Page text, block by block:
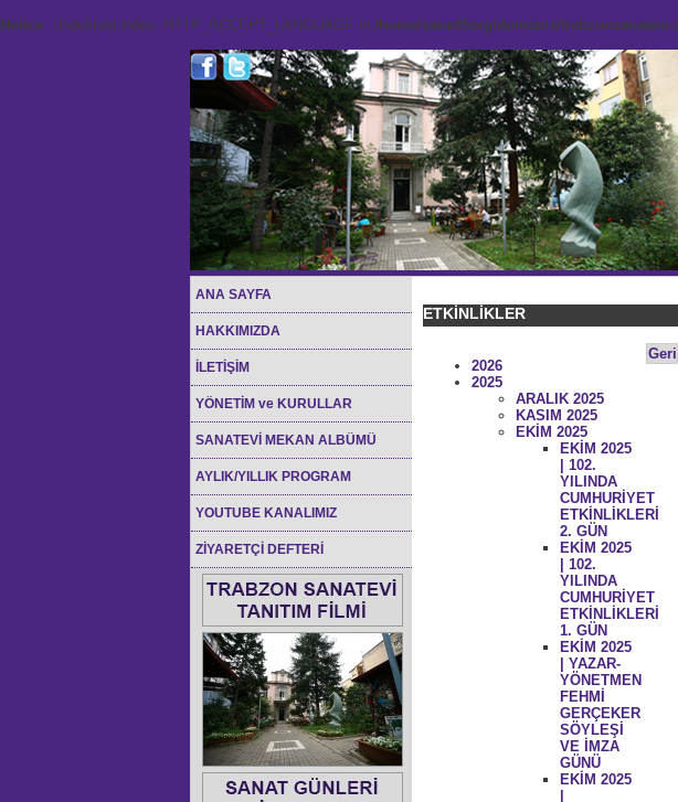
Notice: Undefined index: HTTP_ACCEPT_LANGUAGE in /home/sana45org/domains/
ANA SAYFA
HAKKIMIZDA
İLETİŞİM
YÖNETİM ve KURULLAR
SANATEVİ MEKAN ALBÜMÜ
AYLIK/YILLIK PROGRAM
YOUTUBE KANALIMIZ
ZİYARETÇİ DEFTERİ
ETKİNLİKLER
Geri
2026
2025
ARALIK 2025
KASIM 2025
EKİM 2025
EKİM 2025
| 102.
YILINDA
CUMHURİYET
ETKİNLİKLERİ
2. GÜN
EKİM 2025
| 102.
YILINDA
CUMHURİYET
ETKİNLİKLERİ
1. GÜN
EKİM 2025
| YAZAR-
YÖNETMEN
FEHMİ
GERÇEKER
SÖYLEŞİ
VE İMZA
GÜNÜ
EKİM 2025